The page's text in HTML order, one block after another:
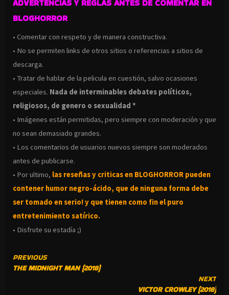
ADVERTENCIAS Y REGLAS ANTES DE COMENTAR EN
BLOGHORROR
• Comentar con respeto y de manera constructiva.
• No se permiten links de otros sitios o referencias a sitios de
descarga.
• Tratar de hablar de la pelicula en cuestión, salvo ocasiones
especiales. Nada de interminables debates políticos,
religiosos, de genero o sexualidad *
• Imágenes están permitidas, pero siempre con moderación y que
no sean demasiado grandes.
• Los comentarios de usuarios nuevos siempre son moderados
antes de publicarse.
• Por ultimo, las reseñas y criticas en BLOGHORROR pueden
contener humor negro-ácido, que de ninguna forma debe
ser tomado en serio! y que tienen como fin el puro
entretenimiento satírico.
• Disfrute su estadía ;)
CONTINUE
READING
PREVIOUS
THE MIDNIGHT MAN (2018)
NEXT
VICTOR CROWLEY (2018)